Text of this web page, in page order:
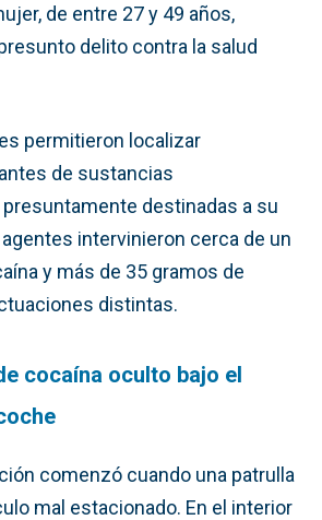
de entre 27 y 49 años,
delito contra la salud
permitieron localizar
de sustancias
destinadas a su
intervinieron cerca de un
y más de 35 gramos de
distintas.
cocaína oculto bajo el
comenzó cuando una patrulla
mal estacionado. En el interior